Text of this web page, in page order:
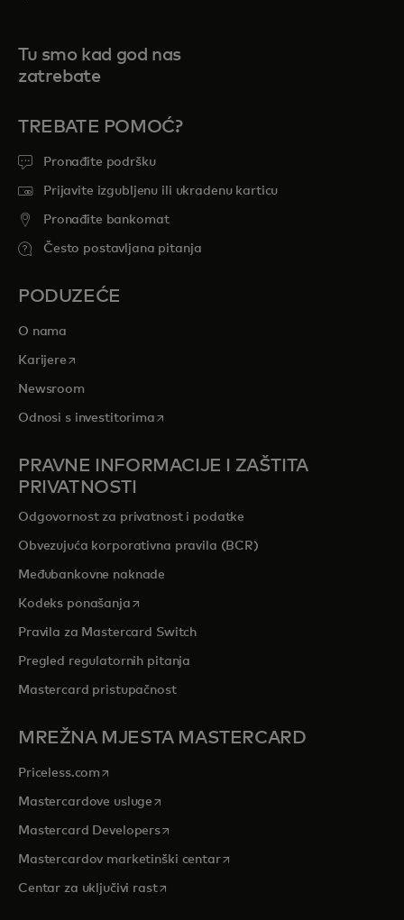
Tu smo kad god nas
zatrebate
TREBATE POMOĆ?
Pronađite podršku
Prijavite izgubljenu ili ukradenu karticu
Pronađite bankomat
Često postavljana pitanja
PODUZEĆE
O nama
Karijereopens in a new tab
Newsroom
Odnosi s investitorimaopens in a new tab
PRAVNE INFORMACIJE I ZAŠTITA
PRIVATNOSTI
Odgovornost za privatnost i podatke
Obvezujuća korporativna pravila (BCR)
Međubankovne naknade
Kodeks ponašanjaopens in a new tab
Pravila za Mastercard Switch
Pregled regulatornih pitanja
Mastercard pristupačnost
MREŽNA MJESTA MASTERCARD
Priceless.com opens in a new tab
Mastercardove usluge opens in a new tab
Mastercard Developersopens in a new tab
Mastercardov marketinški centaropens in a new tab
Centar za uključivi rastopens in a new tab